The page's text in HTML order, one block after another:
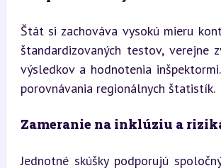
Štát si zachováva vysokú mieru
štandardizovaných testov, verejne
výsledkov a hodnotenia
porovnávania regionálnych štatistík.
Zameranie na inklúziu a
Jednotné skúšky podporujú